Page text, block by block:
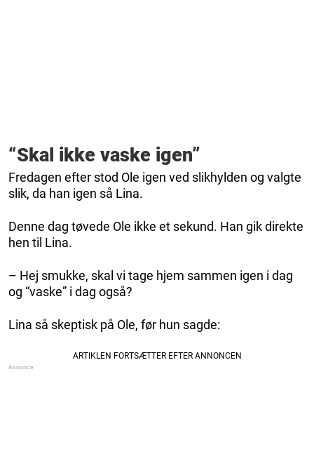
“Skal ikke vaske igen”
Fredagen efter stod Ole igen ved slikhylden og valgte
slik, da han igen så Lina.
Denne dag tøvede Ole ikke et sekund. Han gik direkte
hen til Lina.
– Hej smukke, skal vi tage hjem sammen igen i dag
og “vaske” i dag også?
Lina så skeptisk på Ole, før hun sagde: